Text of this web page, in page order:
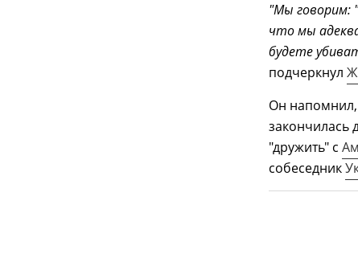
"Мы говорим:
что мы
будете
подчеркнул
Он
закончилась
"дружить" с
собеседник